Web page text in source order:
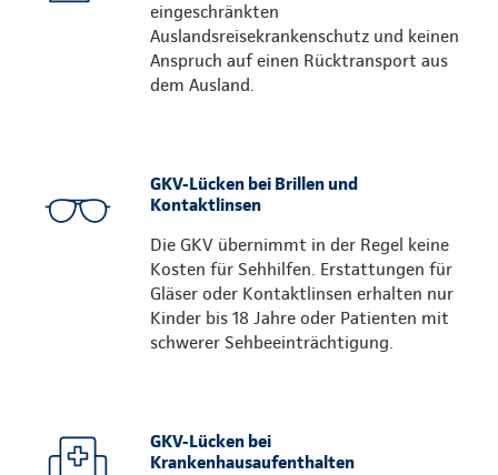
eingeschränkten
Auslandsreisekrankenschutz und keinen
Anspruch auf einen Rücktransport aus
dem Ausland.
GKV-Lücken bei Brillen und
Kontaktlinsen
Die GKV übernimmt in der Regel keine
Kosten für Sehhilfen. Erstattungen für
Gläser oder Kontaktlinsen erhalten nur
Kinder bis 18 Jahre oder Patienten mit
schwerer Sehbeeinträchtigung.
GKV-Lücken bei
Krankenhausaufenthalten